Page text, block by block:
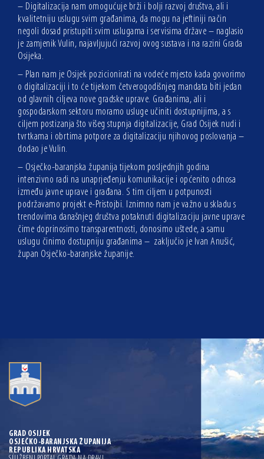
– Digitalizacija nam omogućuje brži i bolji razvoj društva, ali i
kvalitetniju uslugu svim građanima, da mogu na jeftiniji način
negoli dosad pristupiti svim uslugama i servisima države – naglasio
je zamjenik Vulin, najavljujući razvoj ovog sustava i na razini Grada
Osijeka.
– Plan nam je Osijek pozicionirati na vodeće mjesto kada govorimo
o digitalizaciji i to će tijekom četverogodišnjeg mandata biti jedan
od glavnih ciljeva nove gradske uprave. Građanima, ali i
gospodarskom sektoru moramo usluge učiniti dostupnijima, a s
ciljem postizanja što višeg stupnja digitalizacije, Grad Osijek nudi i
tvrtkama i obrtima potpore za digitalizaciju njihovog poslovanja –
dodao je Vulin.
– Osječko-baranjska županija tijekom posljednjih godina
intenzivno radi na unaprjeđenju komunikacije i općenito odnosa
između javne uprave i građana. S tim ciljem u potpunosti
podržavamo projekt e-Pristojbi. Iznimno nam je važno u skladu s
trendovima današnjeg društva potaknuti digitalizaciju javne uprave
čime doprinosimo transparentnosti, donosimo uštede, a samu
uslugu činimo dostupniju građanima – zaključio je Ivan Anušić,
župan Osječko-baranjske županije.
GRAD OSIJEK
OSJEČKO-BARANJSKA ŽUPANIJA
REPUBLIKA HRVATSKA